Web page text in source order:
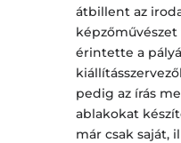
átbillent az
érintette a
pedig az írás
ablakokat
már csak saját,